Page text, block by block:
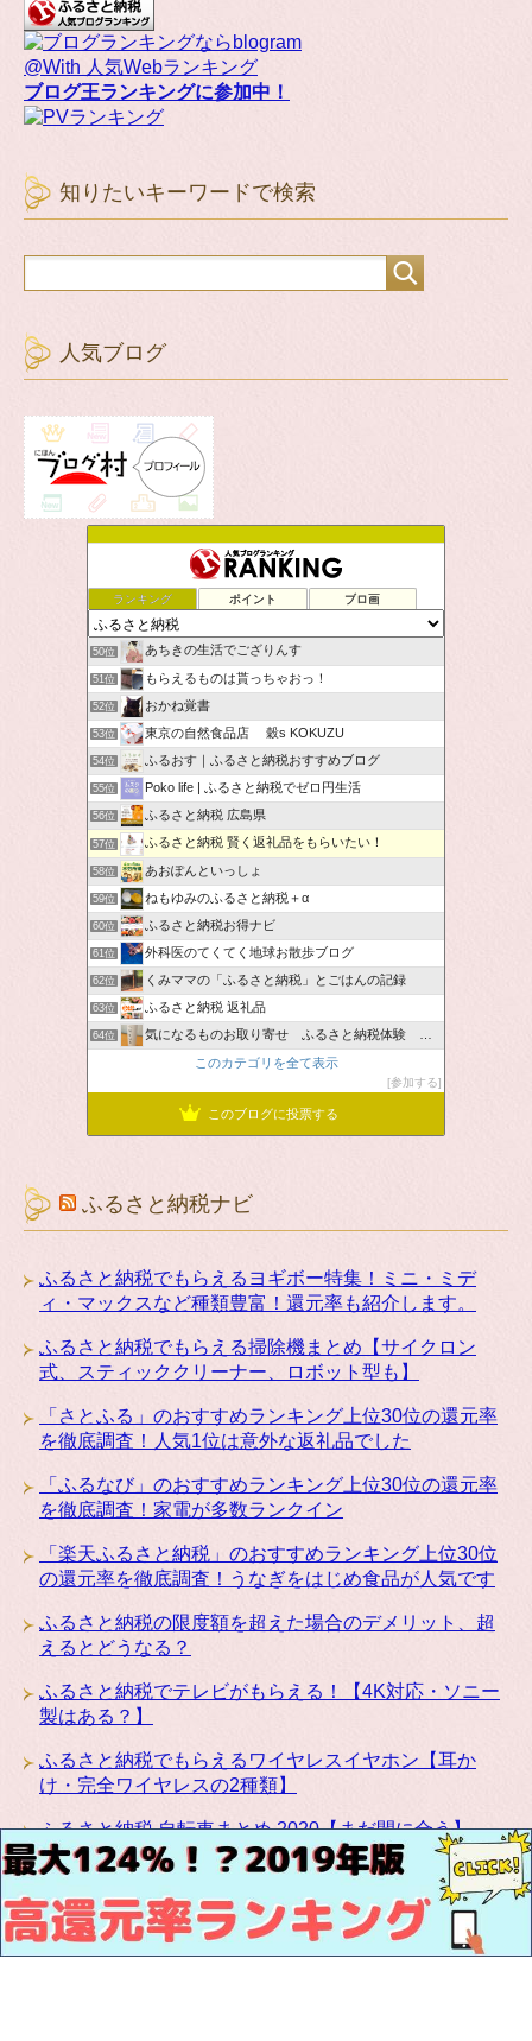
@With 人気Webランキング
ブログ王ランキングに参加中！
知りたいキーワードで検索
人気ブログ
ランキング ポイント ブロ画
50位 あちきの生活でござりんす
51位 もらえるものは貰っちゃおっ！
52位 おかね覚書
53位 東京の自然食品店 穀s KOKUZU
54位 ふるおす｜ふるさと納税おすすめブログ
55位 Poko life | ふるさと納税でゼロ円生活
56位 ふるさと納税 広島県
57位 ふるさと納税 賢く返礼品をもらいたい！
58位 あおぽんといっしょ
59位 ねもゆみのふるさと納税＋α
60位 ふるさと納税お得ナビ
61位 外科医のてくてく地球お散歩ブログ
62位 くみママの「ふるさと納税」とごはんの記録
63位 ふるさと納税 返礼品
64位
気になるものお取り寄せ ふるさと納税体験 ＆ お薦め情報
このカテゴリを全て表示
参加する
このブログに投票する
ふるさと納税ナビ
ふるさと納税でもらえるヨギボー特集！ミニ・ミデ
ィ・マックスなど種類豊富！還元率も紹介します。
ふるさと納税でもらえる掃除機まとめ【サイクロン
式、スティッククリーナー、ロボット型も】
「さとふる」のおすすめランキング上位30位の還元率
を徹底調査！人気1位は意外な返礼品でした
「ふるなび」のおすすめランキング上位30位の還元率
を徹底調査！家電が多数ランクイン
「楽天ふるさと納税」のおすすめランキング上位30位
の還元率を徹底調査！うなぎをはじめ食品が人気です
ふるさと納税の限度額を超えた場合のデメリット、超
えるとどうなる？
ふるさと納税でテレビがもらえる！【4K対応・ソニー
製はある？】
ふるさと納税でもらえるワイヤレスイヤホン【耳か
け・完全ワイヤレスの2種類】
ふるさと納税 自転車まとめ 2020【まだ間に合う】
ふるさと納税にカリモクの高級家具が登場！椅子・テ
ーブル・ベッドなど種類豊富です